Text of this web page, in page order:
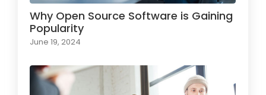
Why Open Source Software is Gaining
Popularity
June 19, 2024